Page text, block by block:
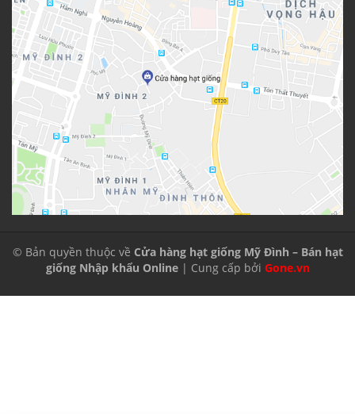
© Bản quyền thuộc về Cửa hàng hạt giống Mỹ Đình – Bán hạt
giống Nhập khẩu Online| Cung cấp bởi Gone.vn